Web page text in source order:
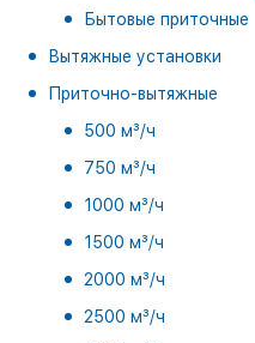
Бытовые приточные
Вытяжные установки
Приточно-вытяжные
500 м³/ч
750 м³/ч
1000 м³/ч
1500 м³/ч
2000 м³/ч
2500 м³/ч